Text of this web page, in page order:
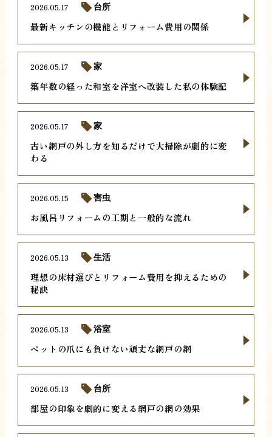
最新キッチンの機能とリフォーム費用の関係
2026.05.17 台所
築年数の経った和室を洋室へ改装した私の体験記
2026.05.17 家
古い網戸の外し方を知るだけで大掃除が劇的に変
わる
2026.05.17 家
お風呂リフォームの工期と一般的な流れ
2026.05.15 害虫
理想の床材選びとリフォーム費用を抑えるための
秘訣
2026.05.13 生活
ペットの爪にも負けない頑丈な網戸の網
2026.05.13 浴室
部屋の印象を劇的に変える網戸の網の効果
2026.05.13 台所